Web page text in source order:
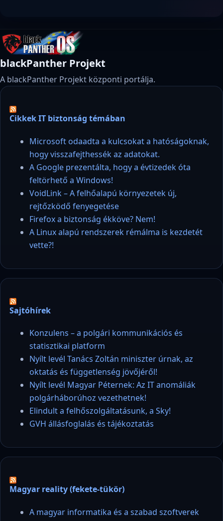
blackPanther Projekt
A blackPanther Projekt központi portálja.
Cikkek IT biztonság témában
Microsoft odaadta a kulcsokat a hatóságoknak,
hogy visszafejthessék az adatokat.
A Google prezentálta, hogy a évtizedek óta
feltörhető a Windows!
VoidLink – A felhőalapú környezetek új,
rejtőzködő fenyegetése
Firefox a biztonság ékköve? Nem!
A Linux alapú rendszerek rémálma is kezdetét
vette?!
Sajtóhírek
Konzulens – a polgári kommunikációs és
statisztikai platform
Nyílt levél Tanács Zoltán miniszter úrnak, az
oktatás és függetlenség jövőjéről!
Nyílt levél Magyar Péternek: Az IT anomáliák
polgárháborúhoz vezethetnek!
Elindult a felhőszolgáltatásunk, a Sky!
GVH állásfoglalás és tájékoztatás
Magyar reality (fekete-tükör)
A magyar informatika és a szabad szoftverek